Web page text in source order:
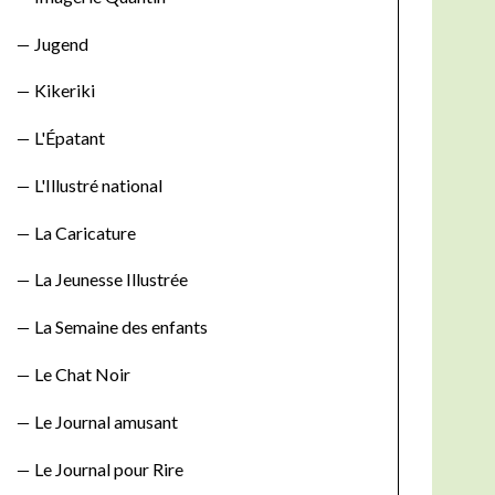
Jugend
Kikeriki
L'Épatant
L'Illustré national
La Caricature
La Jeunesse Illustrée
La Semaine des enfants
Le Chat Noir
Le Journal amusant
Le Journal pour Rire